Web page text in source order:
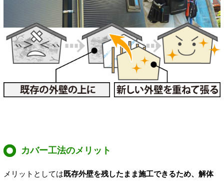
カバー工法のメリット
メリットとしては既存外壁を残したまま施工できるため、解体